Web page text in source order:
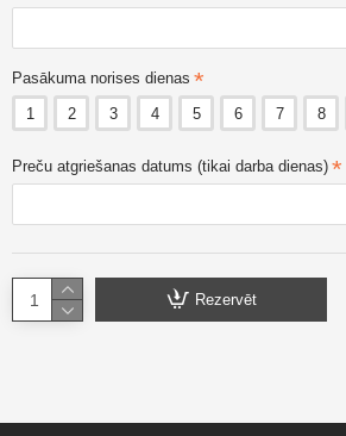
Pasākuma norises dienas
1
2 3 4 5 6 7 8
Preču atgriešanas datums (tikai darba dienas)
Rezervēt